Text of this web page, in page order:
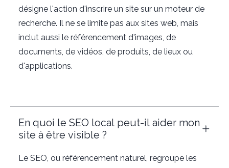
désigne l'action d'inscrire un site sur un moteur de
recherche. Il ne se limite pas aux sites web, mais
inclut aussi le référencement d'images, de
documents, de vidéos, de produits, de lieux ou
d'applications.
En quoi le SEO local peut-il aider mon
site à être visible ?
Le SEO, ou référencement naturel, regroupe les